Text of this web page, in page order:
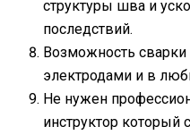
структуры шва и
последствий.
Возможность
электродами и в
Не нужен
инструктор который